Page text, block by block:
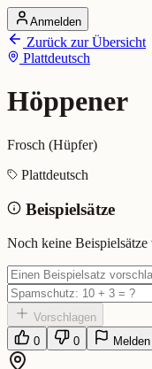
Startseite
Alle Dialekte
Dialekte vergleichen
Ranking
Höppener
Bedeutung: Frosch
Eingereicht von:
Anmelden
Zurück zur Übersicht
Plattdeutsch
Höppener
Frosch (Hüpfer)
Plattdeutsch
Beispielsätze
Noch keine Beispielsätze
Vorschlagen
0
0 Melden